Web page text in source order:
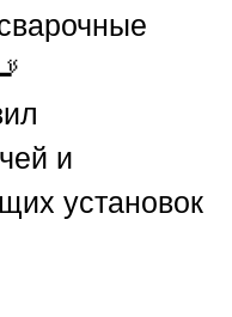
и
установок